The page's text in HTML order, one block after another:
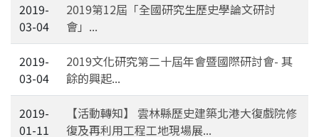
2019-
03-04
2019第12屆「全國研究生歷史學論文研討
會」...
2019-
03-04
2019文化研究第二十屆年會暨國際研討會- 其
餘的興起...
2019-
01-11
【活動轉知】 雲林縣歷史建築北港大復戲院修
復及再利用工程工地現場展...